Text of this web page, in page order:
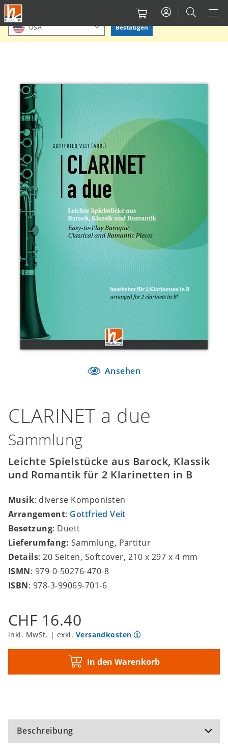
Direkt
zum
Inhalt
Bitte Standort bestätigen oder einen anderen auswählen.
USA Bestätigen
Ansehen
CLARINET a due
Sammlung
Leichte Spielstücke aus Barock, Klassik
und Romantik für 2 Klarinetten in B
Musik: diverse Komponisten
Arrangement: Gottfried Veit
Besetzung: Duett
Lieferumfang: Sammlung, Partitur
Details: 20 Seiten, Softcover, 210 x 297 x 4 mm
ISMN: 979-0-50276-470-8
ISBN: 978-3-99069-701-6
CHF 16.40
inkl. MwSt. | exkl. Versandkosten
In den Warenkorb
Beschreibung